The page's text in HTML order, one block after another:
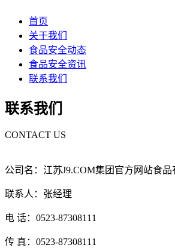
首页
关于我们
食品安全动态
食品安全资讯
联系我们
联系我们
CONTACT US
公司名：江苏J9.COM集团官方网站食品
联系人：张经理
电 话：0523-87308111
传 真：0523-87308111